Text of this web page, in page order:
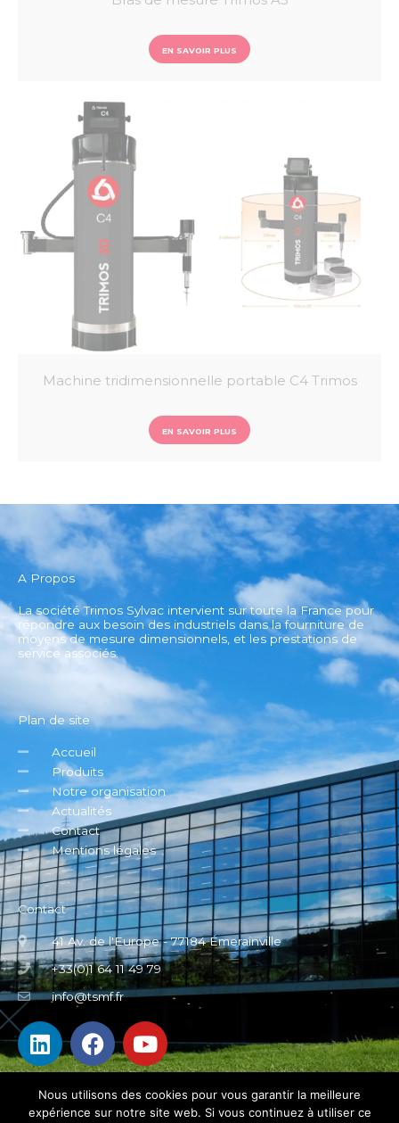
EN SAVOIR PLUS
Machine tridimensionnelle portable C4 Trimos
EN SAVOIR PLUS
Colonne de mesure Trimos V4+
EN SAVOIR PLUS
Nous utilisons des cookies pour vous garantir la meilleure
expérience sur notre site web. Si vous continuez à utiliser ce